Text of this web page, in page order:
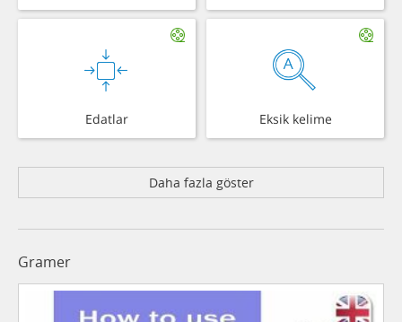
Edatlar Eksik kelime
Daha fazla göster
Gramer